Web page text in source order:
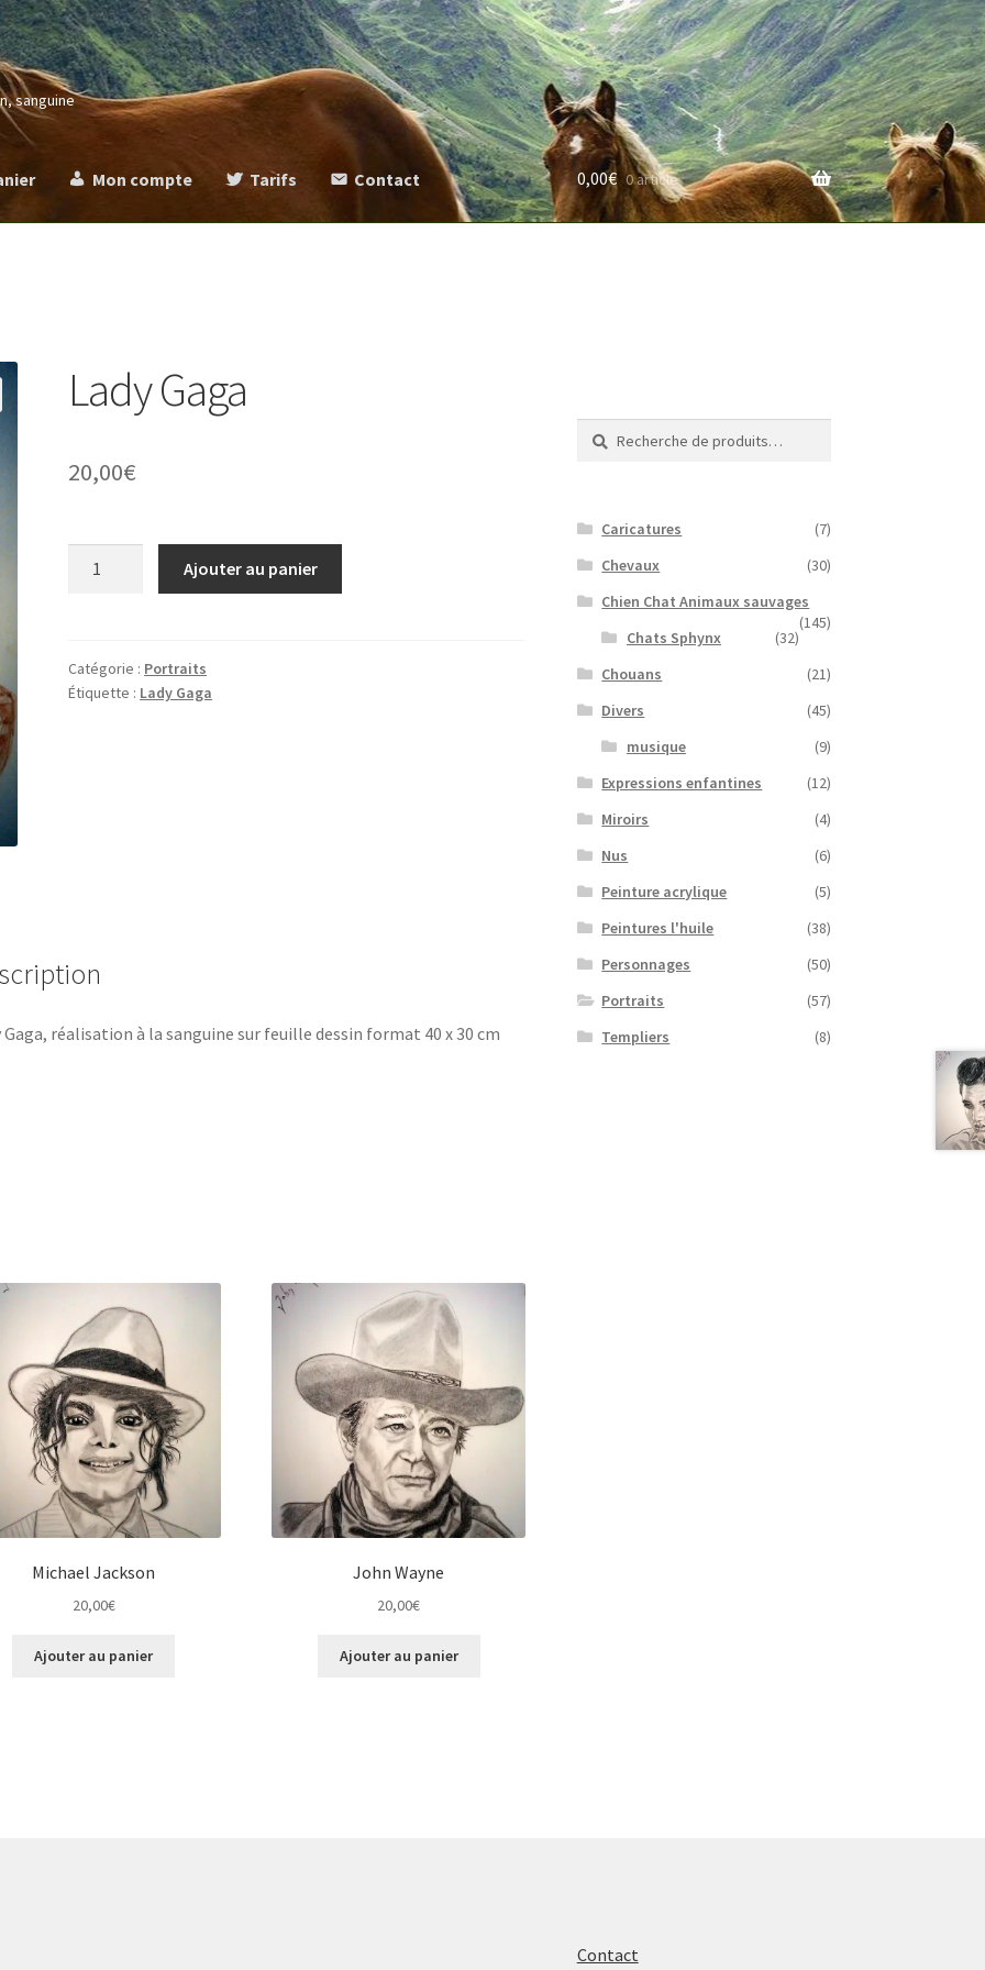
sanguine
Mon compte Tarifs Contact 0,00€ 0 article
Lady Gaga
20,00€
Ajouter au panier
Catégorie : Portraits
Étiquette : Lady Gaga
Gaga, réalisation à la sanguine sur feuille dessin format 40 x 30 cm
Michael Jackson
20,00€
Ajouter au panier
John Wayne
20,00€
Ajouter au panier
Recherche
pour :
Recherche
Caricatures
(7)
Chevaux
(30)
Chien Chat Animaux sauvages
(145)
Chats Sphynx
(32)
Chouans
(21)
Divers
(45)
musique
(9)
Expressions enfantines
(12)
Miroirs
(4)
Nus
(6)
Peinture acrylique
(5)
Peintures l'huile
(38)
Personnages
(50)
Portraits
(57)
Templiers
(8)
Contact